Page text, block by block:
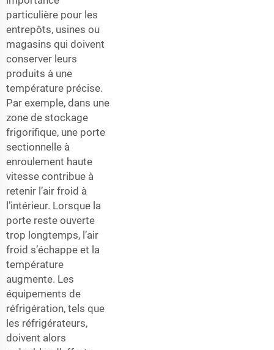
particulière pour les
entrepôts, usines ou
magasins qui doivent
conserver leurs
produits à une
température précise.
Par exemple, dans une
zone de stockage
frigorifique, une porte
sectionnelle à
enroulement haute
vitesse contribue à
retenir l’air froid à
l’intérieur. Lorsque la
porte reste ouverte
trop longtemps, l’air
froid s’échappe et la
température
augmente. Les
équipements de
réfrigération, tels que
les réfrigérateurs,
doivent alors